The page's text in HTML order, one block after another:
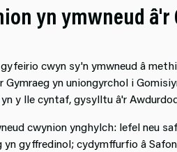
yn ymwneud â'r
cwyn sy'n ymwneud â
Gymraeg yn uniongyrchol i
y lle cyntaf, gysylltu â'r
cwynion ynghylch: lefel neu
yn gyffredinol; cydymffurfio â